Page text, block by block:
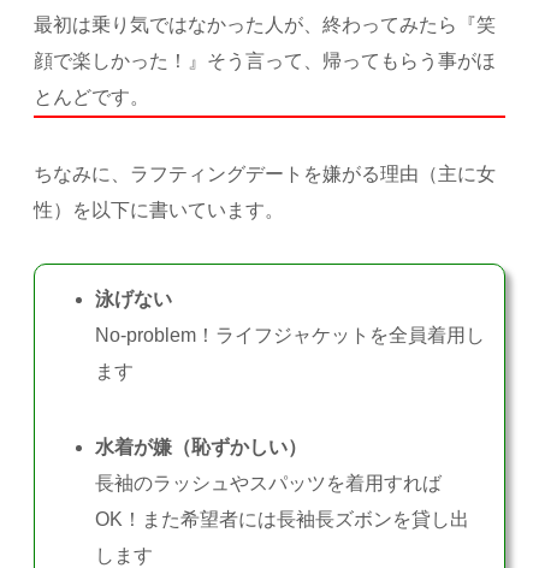
最初は乗り気ではなかった人が、終わってみたら『笑
顔で楽しかった！』そう言って、帰ってもらう事がほ
とんどです。
ちなみに、ラフティングデートを嫌がる理由（主に女
性）を以下に書いています。
泳げない
No-problem！ライフジャケットを全員着用し
ます
水着が嫌（恥ずかしい）
長袖のラッシュやスパッツを着用すれば
OK！また希望者には長袖長ズボンを貸し出
します